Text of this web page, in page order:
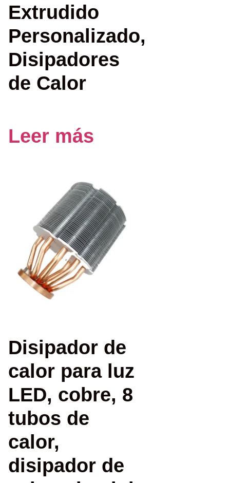
Extrudido
Personalizado,
Disipadores
de Calor
Leer más
Disipador de
calor para luz
LED, cobre, 8
tubos de
calor,
disipador de